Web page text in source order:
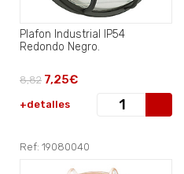
Plafon Industrial IP54
Redondo Negro.
8,82 7,25€
+detalles
Ref: 19080040